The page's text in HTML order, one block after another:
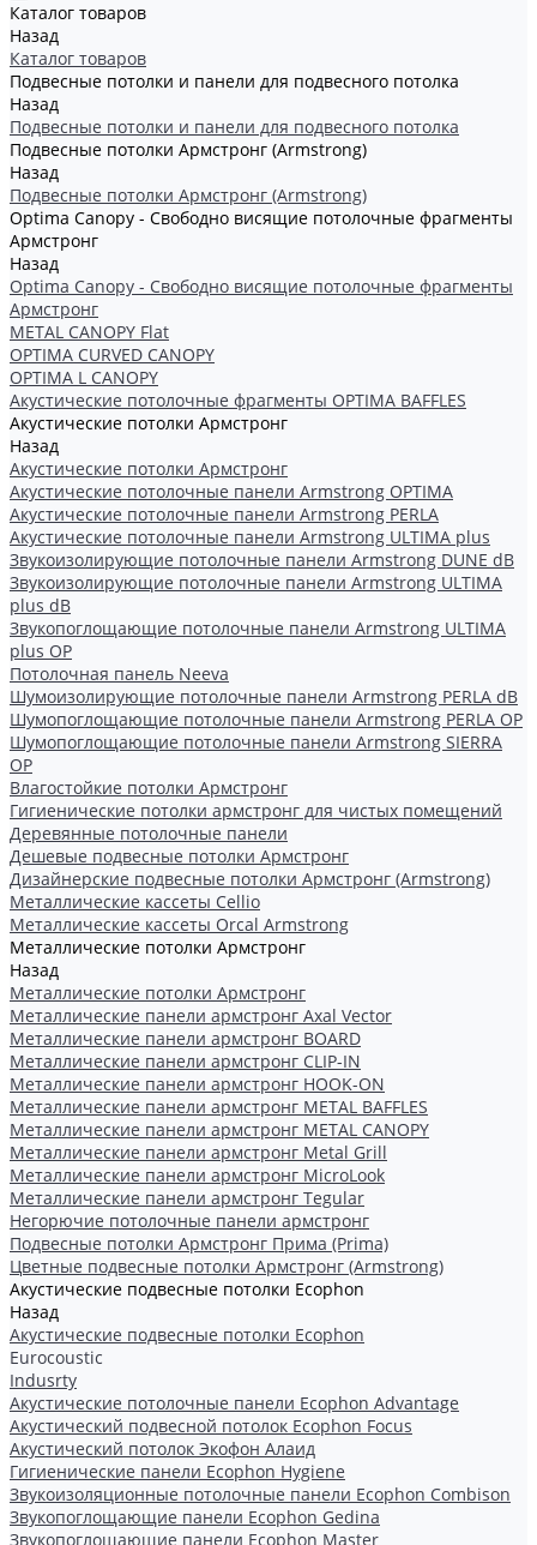
Каталог товаров
Назад
Каталог товаров
Подвесные потолки и панели для подвесного потолка
Назад
Подвесные потолки и панели для подвесного потолка
Подвесные потолки Армстронг (Armstrong)
Назад
Подвесные потолки Армстронг (Armstrong)
Optima Canopy - Свободно висящие потолочные фрагменты
Армстронг
Назад
Optima Canopy - Свободно висящие потолочные фрагменты
Армстронг
METAL CANOPY Flat
OPTIMA CURVED CANOPY
OPTIMA L CANOPY
Акустические потолочные фрагменты OPTIMA BAFFLES
Акустические потолки Армстронг
Назад
Акустические потолки Армстронг
Акустические потолочные панели Armstrong OPTIMA
Акустические потолочные панели Armstrong PERLA
Акустические потолочные панели Armstrong ULTIMA plus
Звукоизолирующие потолочные панели Armstrong DUNE dB
Звукоизолирующие потолочные панели Armstrong ULTIMA
plus dB
Звукопоглощающие потолочные панели Armstrong ULTIMA
plus OP
Потолочная панель Neeva
Шумоизолирующие потолочные панели Armstrong PERLA dB
Шумопоглощающие потолочные панели Armstrong PERLA OP
Шумопоглощающие потолочные панели Armstrong SIERRA
OP
Влагостойкие потолки Армстронг
Гигиенические потолки армстронг для чистых помещений
Деревянные потолочные панели
Дешевые подвесные потолки Армстронг
Дизайнерские подвесные потолки Армстронг (Armstrong)
Металлические кассеты Cellio
Металлические кассеты Orcal Armstrong
Металлические потолки Армстронг
Назад
Металлические потолки Армстронг
Металлические панели армстронг Axal Vector
Металлические панели армстронг BOARD
Металлические панели армстронг CLIP-IN
Металлические панели армстронг HOOK-ON
Металлические панели армстронг METAL BAFFLES
Металлические панели армстронг METAL CANOPY
Металлические панели армстронг Metal Grill
Металлические панели армстронг MicroLook
Металлические панели армстронг Tegular
Негорючие потолочные панели армстронг
Подвесные потолки Армстронг Прима (Prima)
Цветные подвесные потолки Армстронг (Armstrong)
Акустические подвесные потолки Ecophon
Назад
Акустические подвесные потолки Ecophon
Eurocoustic
Indusrty
Акустические потолочные панели Ecophon Advantage
Акустический подвесной потолок Ecophon Focus
Акустический потолок Экофон Алаид
Гигиенические панели Ecophon Hygiene
Звукоизоляционные потолочные панели Ecophon Combison
Звукопоглощающие панели Ecophon Gedina
Звукопоглощающие панели Ecophon Master